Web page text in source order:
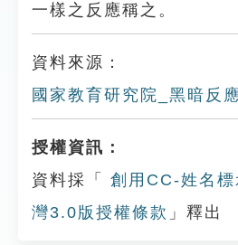
一樣之反應稱之。
資料來源：
國家教育研究院_黑暗反應
授權資訊：
資料採「
創用CC-姓名
灣3.0版授權條款 」釋出